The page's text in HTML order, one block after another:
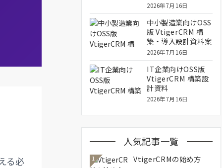
る必
2026年7月16日
中小製造業向けOSS
版 VtigerCRM 構
築・導入設計資料案
2026年7月16日
IT企業向けOSS版
VtigerCRM 構築設
計資料
2026年7月16日
人気記事一覧
1 VtigerCRMの始め方